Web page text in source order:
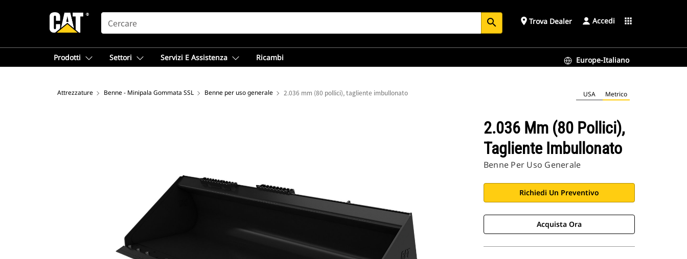
SEARCH search place Trova Dealer Accedi apps
Prodotti Settori Servizi E Assistenza Ricambi Europe-Italiano
Attrezzature Benne - Minipala Gommata SSL Benne per uso generale 2.036 mm (80 pollici), tagliente imbullonato USA Metrico
2.036 Mm (80 Pollici),
Tagliente Imbullonato
Benne Per Uso Generale
Richiedi Un Preventivo
Acquista Ora